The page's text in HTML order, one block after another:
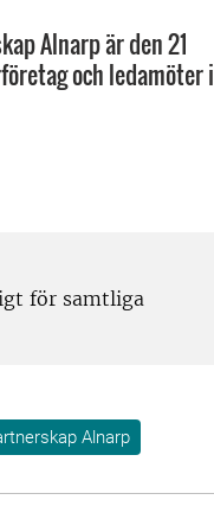
Alnarp är den 21
och ledamöter i
för samtliga
Alnarp